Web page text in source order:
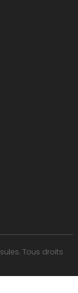
Tous droits